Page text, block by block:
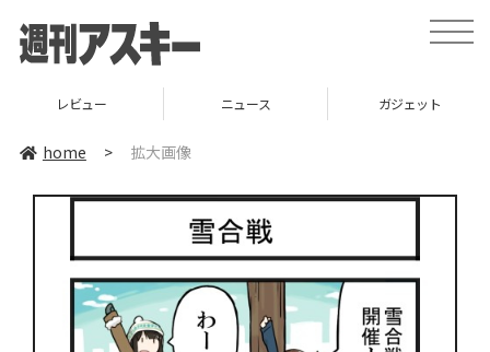
toggle
レビュー ニュース ガジェット
home > 拡大画像